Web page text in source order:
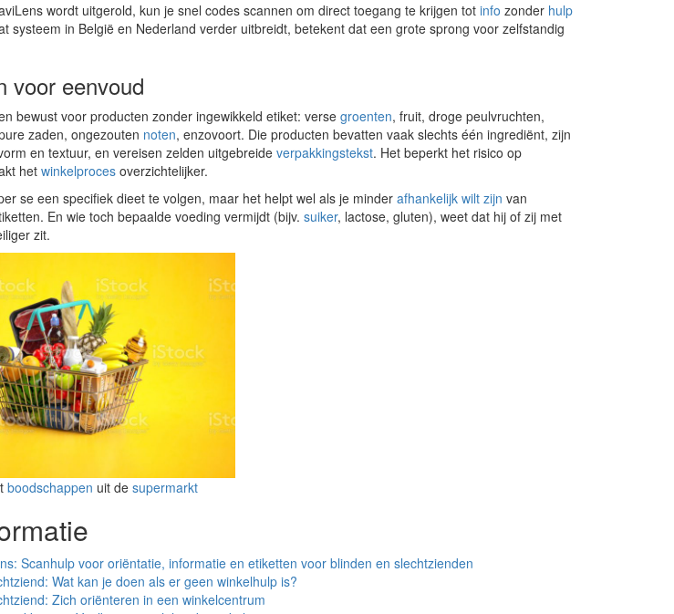
wordt uitgerold, kun je snel codes scannen om direct toegang te krijgen totinfo zonder hulp
systeem in België en Nederland verder uitbreidt, betekent dat een grote sprong voor zelfstandig
voor eenvoud
bewust voor producten zonder ingewikkeld etiket: verse groenten, fruit, droge peulvruchten,
zaden, ongezouten noten, enzovoort. Die producten bevatten vaak slechts één ingrediënt, zijn
en textuur, en vereisen zelden uitgebreideverpakkingstekst. Het beperkt het risico op
het winkelproces overzichtelijker.
se een specifiek dieet te volgen, maar het helpt wel als je minderafhankelijk wilt zijn van
En wie toch bepaalde voeding vermijdt (bijv. suiker, lactose, gluten), weet dat hij of zij met
zit.
boodschappen uit de supermarkt
Scanhulp voor oriëntatie, informatie en etiketten voor blinden en slechtzienden
Wat kan je doen als er geen winkelhulp is?
Zich oriënteren in een winkelcentrum